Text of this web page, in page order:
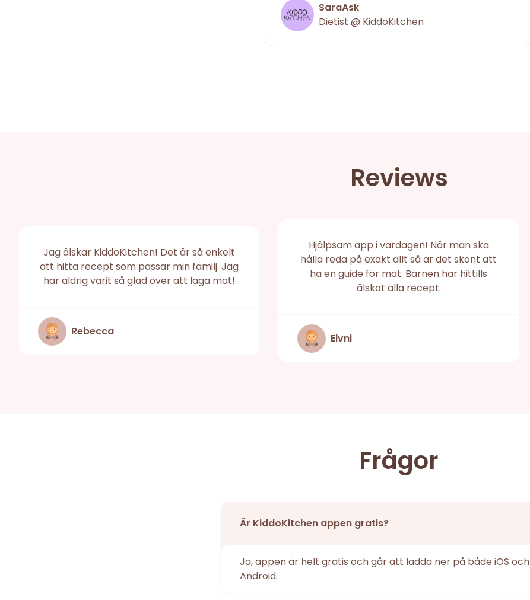
SaraAsk
Dietist @ KiddoKitchen
Reviews
Jag älskar KiddoKitchen! Det är så enkelt
att hitta recept som passar min familj. Jag
har aldrig varit så glad över att laga mat!
Rebecca
Hjälpsam app i vardagen! När man ska
hålla reda på exakt allt så är det skönt att
ha en guide för mat. Barnen har hittills
älskat alla recept.
Elvni
Frågor
Är KiddoKitchen appen gratis?
Ja, appen är helt gratis och går att ladda ner på både iOS och
Android.